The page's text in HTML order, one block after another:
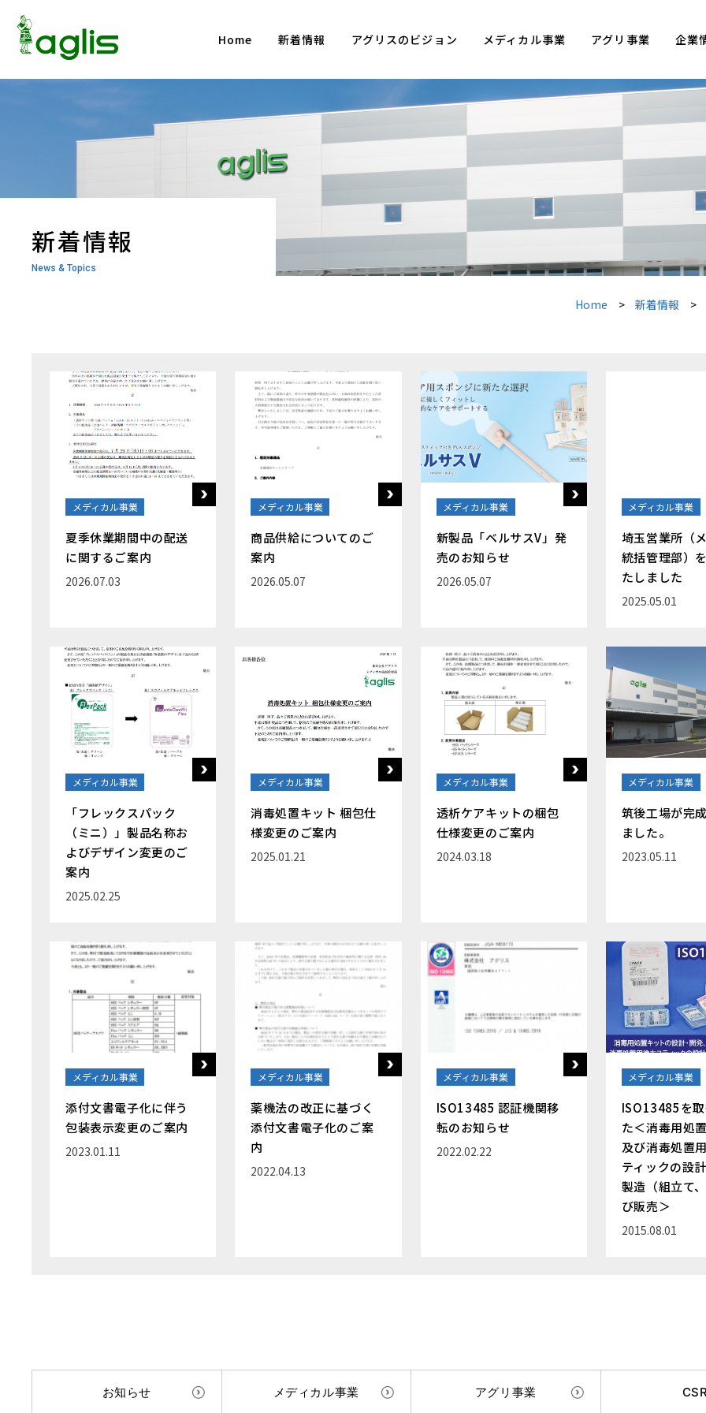
Home 新着情報 アグリスのビジョン メディカル事業 アグリ事業 企業
新着情報
News & Topics
Home 新着情報
メディカル事業
夏季休業期間中の配送
に関するご案内
2026.07.03
メディカル事業
商品供給についてのご
案内
2026.05.07
メディカル事業
新製品「ベルサスV」発
売のお知らせ
2026.05.07
メディカル事業
埼玉営業所（
統括管理部）
たしました
2025.05.01
メディカル事業
「フレックスパック
（ミニ）」製品名称お
よびデザイン変更のご
案内
2025.02.25
メディカル事業
消毒処置キット 梱包仕
様変更のご案内
2025.01.21
メディカル事業
透析ケアキットの梱包
仕様変更のご案内
2024.03.18
メディカル事業
筑後工場が完
ました。
2023.05.11
メディカル事業
添付文書電子化に伴う
包装表示変更のご案内
2023.01.11
メディカル事業
薬機法の改正に基づく
添付文書電子化のご案
内
2022.04.13
メディカル事業
ISO13485 認証機関移
転のお知らせ
2022.02.22
メディカル事業
ISO13485を
た＜消毒用処
及び消毒処置
ティックの設
製造（組立て
び販売＞
2015.08.01
お知らせ メディカル事業 アグリ事業